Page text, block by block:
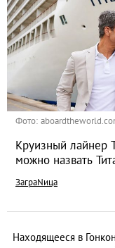
Фото:
Круизный лайнер
можно назвать
ЗаграNица
Находящееся в